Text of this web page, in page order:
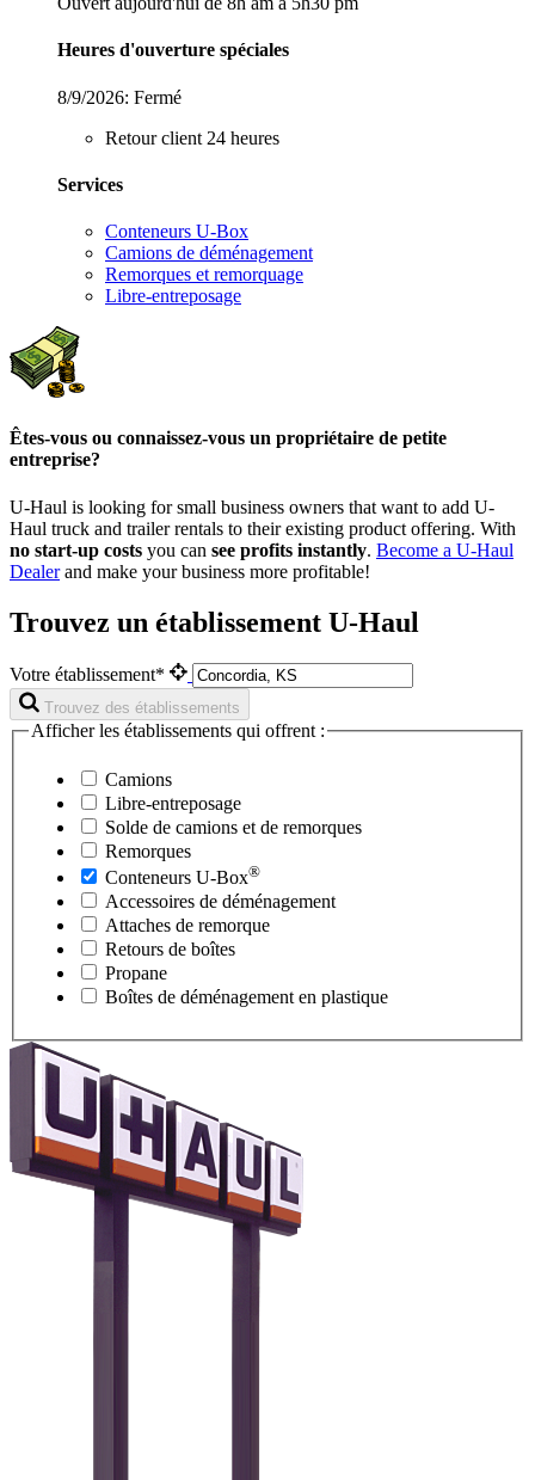
Heures d'ouverture spéciales
8/9/2026: Fermé
Retour client 24 heures
Services
Conteneurs U-Box
Camions de déménagement
Remorques et remorquage
Libre-entreposage
Êtes-vous ou connaissez-vous un propriétaire de petite
entreprise?
U-Haul is looking for small business owners that want to add U-
Haul truck and trailer rentals to their existing product offering. With
no start-up costs you can see profits instantly. Become a U-Haul
Dealerand make your business more profitable!
Trouvez un établissement U-Haul
Votre établissement*
Trouvez des établissements
Afficher les établissements qui offrent :
Camions
Libre-entreposage
Solde de camions et de remorques
Remorques
Conteneurs U-Box®
Accessoires de déménagement
Attaches de remorque
Retours de boîtes
Propane
Boîtes de déménagement en plastique